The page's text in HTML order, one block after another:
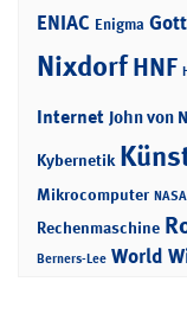
ENIAC Enigma
NixdorfHNF
Internet John von
Kybernetik
Mikrocomputer NASA
Rechenmaschine
Berners-Lee World